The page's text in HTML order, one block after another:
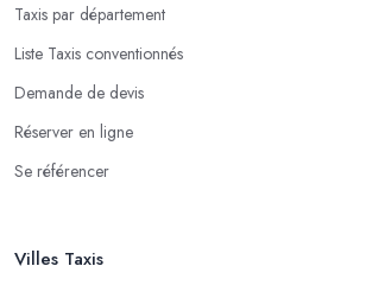
Taxis par département
Liste Taxis conventionnés
Demande de devis
Réserver en ligne
Se référencer
Villes Taxis